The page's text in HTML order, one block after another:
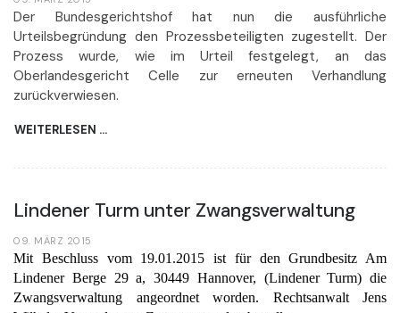
Der Bundesgerichtshof hat nun die ausführliche
Urteilsbegründung den Prozessbeteiligten zugestellt. Der
Prozess wurde, wie im Urteil festgelegt, an das
Oberlandesgericht Celle zur erneuten Verhandlung
zurückverwiesen.
WEITERLESEN …
Lindener Turm unter Zwangsverwaltung
09. MÄRZ 2015
Mit Beschluss vom 19.01.2015 ist für den Grundbesitz Am
Lindener Berge 29 a, 30449 Hannover, (Lindener Turm) die
Zwangsverwaltung angeordnet worden. Rechtsanwalt Jens